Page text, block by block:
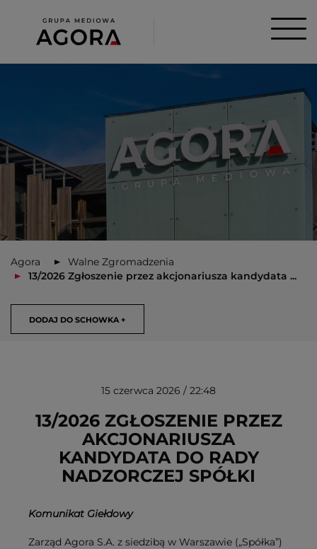
Agora
Walne Zgromadzenia
13/2026 Zgłoszenie przez akcjonariusza kandydata ...
DODAJ DO SCHOWKA +
USUŃ ZE SCHOWKA
15 czerwca 2026 / 22:48
13/2026 ZGŁOSZENIE PRZEZ
AKCJONARIUSZA
KANDYDATA DO RADY
NADZORCZEJ SPÓŁKI
Komunikat Giełdowy
Zarząd Agora S.A. z siedzibą w Warszawie („Spółka”)